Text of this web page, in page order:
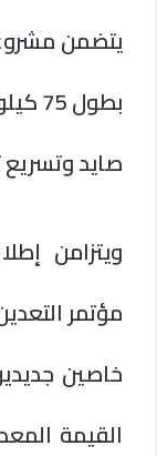
يتضمن
صايد وتسريع
ويتزامن
مؤتمر
خاصين
القيمة